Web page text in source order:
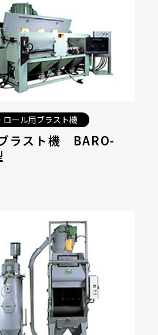
ロール用ブラスト機
ラスト機 BARO-